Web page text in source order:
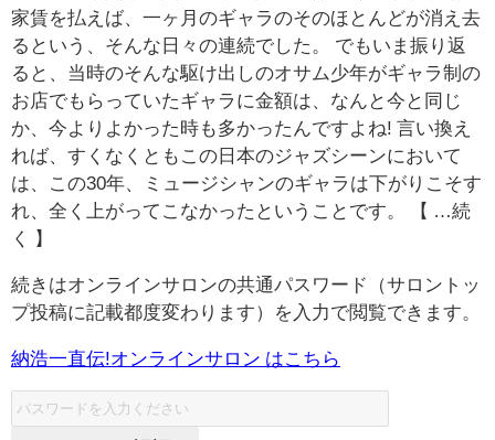
家賃を払えば、一ヶ月のギャラのそのほとんどが消え去
るという、そんな日々の連続でした。 でもいま振り返
ると、当時のそんな駆け出しのオサム少年がギャラ制の
お店でもらっていたギャラに金額は、なんと今と同じ
か、今よりよかった時も多かったんですよね! 言い換え
れば、すくなくともこの日本のジャズシーンにおいて
は、この30年、ミュージシャンのギャラは下がりこそす
れ、全く上がってこなかったということです。 【 …続
く 】
続きはオンラインサロンの共通パスワード（サロントッ
プ投稿に記載都度変わります）を入力で閲覧できます。
納浩一直伝!オンラインサロン はこちら